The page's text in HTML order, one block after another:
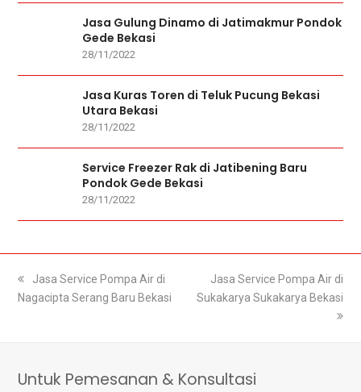
Jasa Gulung Dinamo di Jatimakmur Pondok
Gede Bekasi
28/11/2022
Jasa Kuras Toren di Teluk Pucung Bekasi
Utara Bekasi
28/11/2022
Service Freezer Rak di Jatibening Baru
Pondok Gede Bekasi
28/11/2022
previous
post:
Jasa Service Pompa Air di
Nagacipta Serang Baru Bekasi
next
post:
Jasa Service Pompa Air di
Sukakarya Sukakarya Bekasi
Untuk Pemesanan & Konsultasi